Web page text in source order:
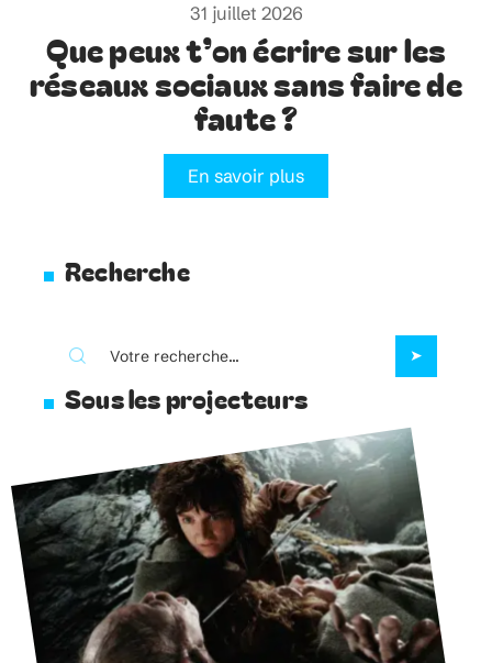
31 juillet 2026
Que peux t’on écrire sur les
réseaux sociaux sans faire de
faute ?
En savoir plus
Recherche
Sous les projecteurs